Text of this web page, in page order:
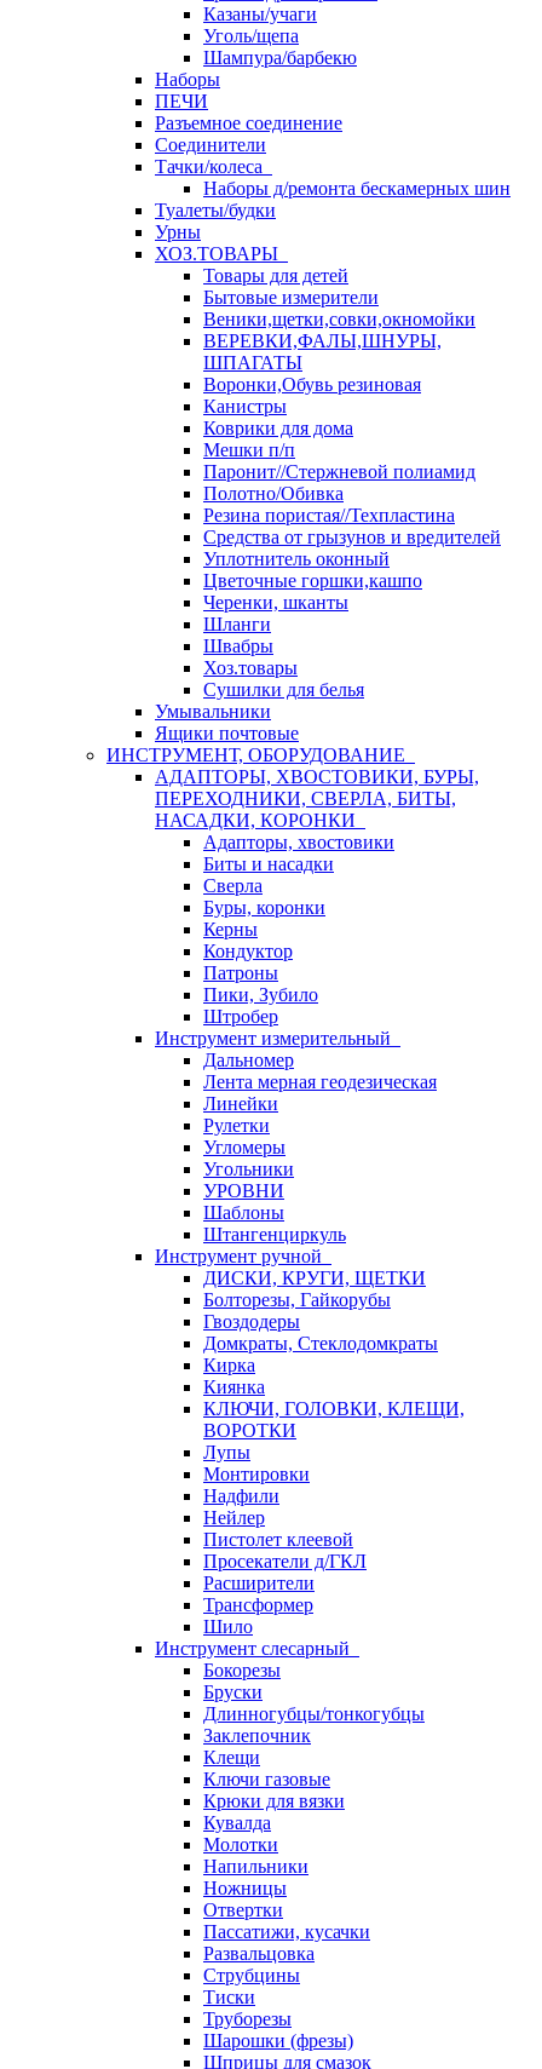
Казаны/учаги
Уголь/щепа
Шампура/барбекю
Наборы
ПЕЧИ
Разъемное соединение
Соединители
Тачки/колеса
Наборы д/ремонта бескамерных шин
Туалеты/будки
Урны
ХОЗ.ТОВАРЫ
Товары для детей
Бытовые измерители
Веники,щетки,совки,окномойки
ВЕРЕВКИ,ФАЛЫ,ШНУРЫ,
ШПАГАТЫ
Воронки,Обувь резиновая
Канистры
Коврики для дома
Мешки п/п
Паронит//Стержневой полиамид
Полотно/Обивка
Резина пористая//Техпластина
Средства от грызунов и вредителей
Уплотнитель оконный
Цветочные горшки,кашпо
Черенки, шканты
Шланги
Швабры
Хоз.товары
Сушилки для белья
Умывальники
Ящики почтовые
ИНСТРУМЕНТ, ОБОРУДОВАНИЕ
АДАПТОРЫ, ХВОСТОВИКИ, БУРЫ,
ПЕРЕХОДНИКИ, СВЕРЛА, БИТЫ,
НАСАДКИ, КОРОНКИ
Адапторы, хвостовики
Биты и насадки
Сверла
Буры, коронки
Керны
Кондуктор
Патроны
Пики, Зубило
Штробер
Инструмент измерительный
Дальномер
Лента мерная геодезическая
Линейки
Рулетки
Угломеры
Угольники
УРОВНИ
Шаблоны
Штангенциркуль
Инструмент ручной
ДИСКИ, КРУГИ, ЩЕТКИ
Болторезы, Гайкорубы
Гвоздодеры
Домкраты, Стеклодомкраты
Кирка
Киянка
КЛЮЧИ, ГОЛОВКИ, КЛЕЩИ,
ВОРОТКИ
Лупы
Монтировки
Надфили
Нейлер
Пистолет клеевой
Просекатели д/ГКЛ
Расширители
Трансформер
Шило
Инструмент слесарный
Бокорезы
Бруски
Длинногубцы/тонкогубцы
Заклепочник
Клещи
Ключи газовые
Крюки для вязки
Кувалда
Молотки
Напильники
Ножницы
Отвертки
Пассатижи, кусачки
Развальцовка
Струбцины
Тиски
Труборезы
Шарошки (фрезы)
Шприцы для смазок